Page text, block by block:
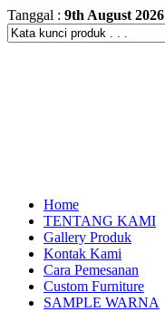
Tanggal : 9th August 2026
Home
TENTANG KAMI
Gallery Produk
Kontak Kami
Cara Pemesanan
Custom Furniture
SAMPLE WARNA